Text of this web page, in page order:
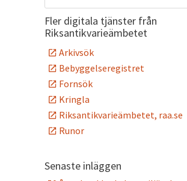
Fler digitala tjänster från
Riksantikvarieämbetet
Arkivsök
Bebyggelseregistret
Fornsök
Kringla
Riksantikvarieämbetet, raa.se
Runor
Senaste inläggen